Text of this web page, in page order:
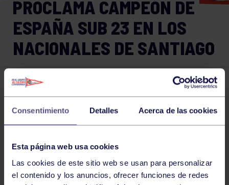
Consentimiento Detalles Acerca de las cookies
Esta página web usa cookies
Las cookies de este sitio web se usan para personalizar
el contenido y los anuncios, ofrecer funciones de redes
PROCLAMA CAMPEÓN DE
ESPAÑA SUB 23 EN LOS
NACIONALES DE SANTIAGO
Comparte
NOTICIAS RELACIONADAS